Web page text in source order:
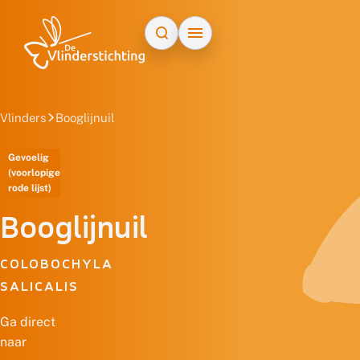
Vlinders Booglijnuil
Gevoelig
(voorlopige
rode lijst)
Booglijnuil
COLOBOCHYLA
SALICALIS
Ga direct
naar